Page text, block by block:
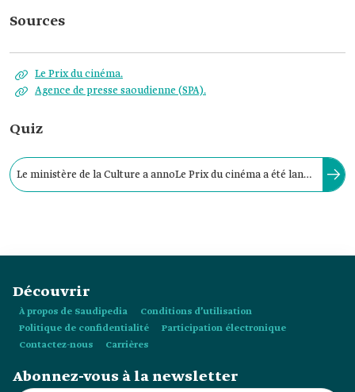
Sources
Le Prix du cinéma.
Agence de presse saoudienne (SPA).
Quiz
Le ministère de la Culture a annoLe Prix du cinéma a été lancé
Culture en :
Découvrir
À propos de Saudipedia
Conditions d’utilisation
Politique de confidentialité
Participation électronique
Contactez-nous
Carrières
Abonnez-vous à la newsletter